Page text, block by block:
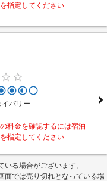
指定してください
バリー
料金を確認するには宿泊
指定してください
る場合がございます。
面では売り切れとなっている場